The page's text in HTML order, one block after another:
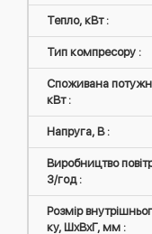
Тепло, кВт :
Тип компресору :
Споживана
кВт :
Напруга, В :
Виробництво
3/год :
Розмір
ку, ШxВxГ, мм :